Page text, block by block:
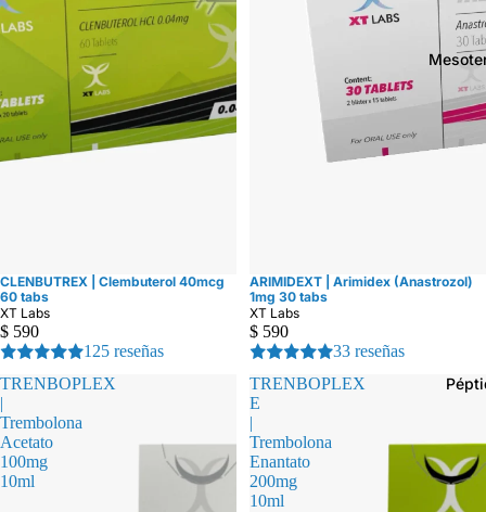
CLENBUTREX | Clembuterol 40mcg
60 tabs
XT Labs
$ 590
125 reseñas
ARIMIDEXT | Arimidex (Anastrozol)
1mg 30 tabs
XT Labs
$ 590
33 reseñas
TRENBOPLEX
|
Trembolona
Acetato
100mg
10ml
TRENBOPLEX
E
|
Trembolona
Enantato
200mg
10ml